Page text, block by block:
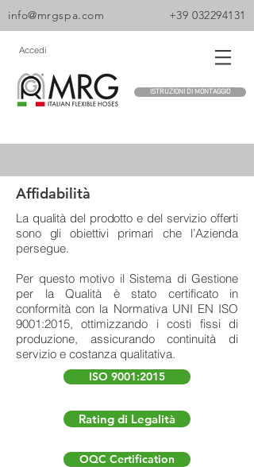
info@mrgspa.com +39 032294131
Accedi
ISTRUZIONI DI MONTAGGIO
Affidabilità
La qualità del prodotto e del servizio offerti
sono gli obiettivi primari che l’Azienda
persegue.
Per questo motivo il Sistema di Gestione
per la Qualità è stato certificato in
conformità con la Normativa UNI EN ISO
9001:2015, ottimizzando i costi fissi di
produzione, assicurando continuità di
servizio e costanza qualitativa.
ISO 9001:2015
Rating di Legalità
OQC Certification